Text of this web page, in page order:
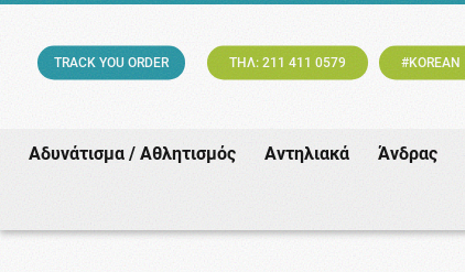
TRACK YOU ORDER ΤΗΛ: 211 411 0579 #KOREAN
Αδυνάτισμα / Αθλητισμός Αντηλιακά Άνδρας